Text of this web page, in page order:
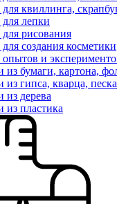
квиллинга,
лепки
рисования
создания косметики
и
из бумаги, картона,
из гипса, кварца, песка
из дерева
из пластика